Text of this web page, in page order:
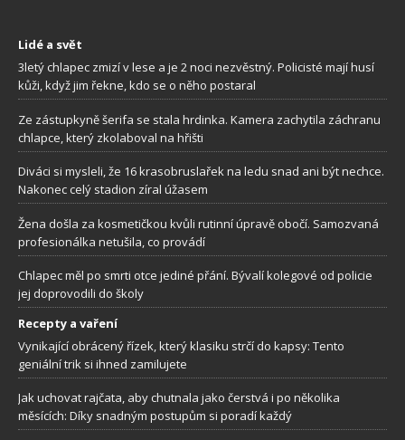
Lidé a svět
3letý chlapec zmizí v lese a je 2 noci nezvěstný. Policisté mají husí
kůži, když jim řekne, kdo se o něho postaral
Ze zástupkyně šerifa se stala hrdinka. Kamera zachytila záchranu
chlapce, který zkolaboval na hřišti
Diváci si mysleli, že 16 krasobruslařek na ledu snad ani být nechce.
Nakonec celý stadion zíral úžasem
Žena došla za kosmetičkou kvůli rutinní úpravě obočí. Samozvaná
profesionálka netušila, co provádí
Chlapec měl po smrti otce jediné přání. Bývalí kolegové od policie
jej doprovodili do školy
Recepty a vaření
Vynikající obrácený řízek, který klasiku strčí do kapsy: Tento
geniální trik si ihned zamilujete
Jak uchovat rajčata, aby chutnala jako čerstvá i po několika
měsících: Díky snadným postupům si poradí každý